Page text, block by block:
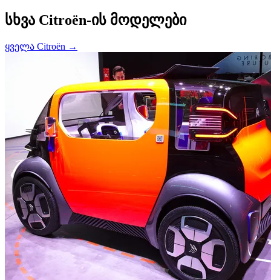
სხვა Citroën-ის მოდელები
ყველა Citroën →